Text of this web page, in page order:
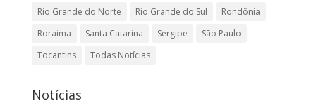
Rio Grande do Norte
Rio Grande do Sul
Rondônia
Roraima
Santa Catarina Sergipe
São Paulo
Tocantins
Todas Notícias
Notícias